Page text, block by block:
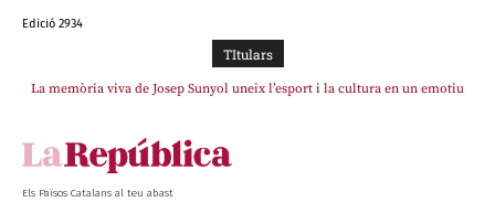
Edició 2934
TItulars
La memòria viva de Josep Sunyol uneix l’esport i la cultura en un emotiu
La “dignitat” a mitges de Marc Puigtió: renuncia a Girona pels àudios però
Els Països Catalans al teu abast